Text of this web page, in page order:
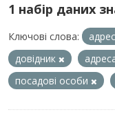
1 набір даних
Ключові слова:
довідник
посадові особи